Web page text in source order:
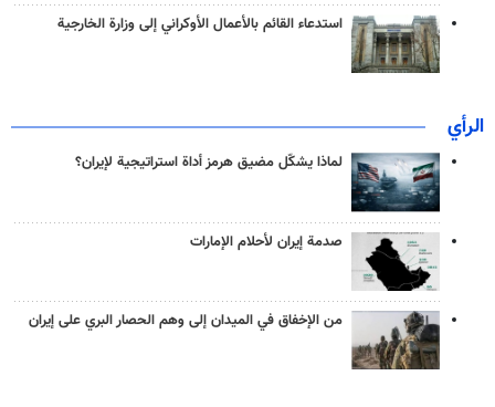
استدعاء القائم بالأعمال الأوكراني إلى وزارة الخارجية
الرأي
لماذا يشكّل مضيق هرمز أداة استراتيجية لإيران؟
صدمة إيران لأحلام الإمارات
من الإخفاق في الميدان إلى وهم الحصار البري على إيران